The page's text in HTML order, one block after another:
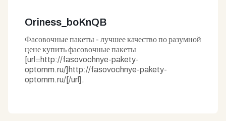
Oriness_boKnQB
Фасовочные пакеты - лучшее качество по разумной
цене купить фасовочные пакеты
[url=http://fasovochnye-pakety-
optomm.ru/]http://fasovochnye-pakety-
optomm.ru/[/url].